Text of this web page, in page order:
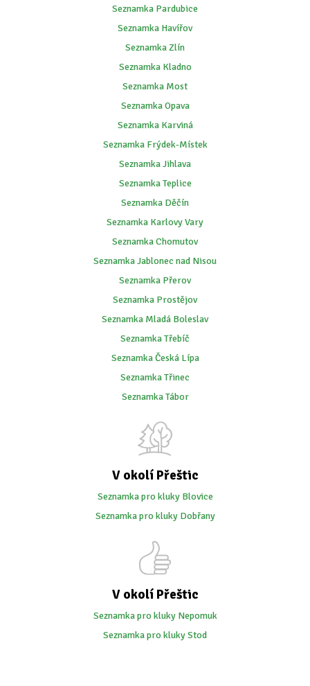
Seznamka Pardubice
Seznamka Havířov
Seznamka Zlín
Seznamka Kladno
Seznamka Most
Seznamka Opava
Seznamka Karviná
Seznamka Frýdek-Místek
Seznamka Jihlava
Seznamka Teplice
Seznamka Děčín
Seznamka Karlovy Vary
Seznamka Chomutov
Seznamka Jablonec nad Nisou
Seznamka Přerov
Seznamka Prostějov
Seznamka Mladá Boleslav
Seznamka Třebíč
Seznamka Česká Lípa
Seznamka Třinec
Seznamka Tábor
V okolí Přeštic
Seznamka pro kluky Blovice
Seznamka pro kluky Dobřany
V okolí Přeštic
Seznamka pro kluky Nepomuk
Seznamka pro kluky Stod